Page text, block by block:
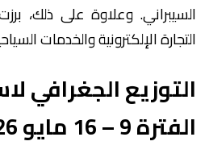
السيبراني. وعلاوة على ذلك،
التجارة الإلكترونية والخدمات
التوزيع الجغرافي
الفترة 9 – 16 مايو 2026